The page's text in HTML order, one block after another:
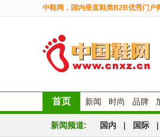
中鞋网，国内垂直鞋类B2B优秀门户
首页 新闻 时尚 品牌
新闻频道: 国内 | 国际 |